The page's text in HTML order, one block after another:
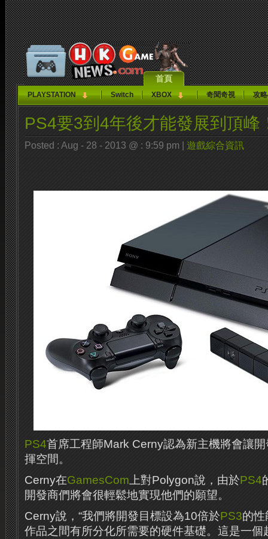
首頁
PLAYSTATION Switch XBOX 奇聞奇視 攻
PS4要3到4年後才能發展到頂峰
Posted : Aug - 28 - 2013 @ : 9:59 pm | 遊戲綜合資訊
PS4首席工程師Mark Cerny認為新主機將會讓
揮空間。
Cerny在GamesCom 上對Polygon說，由於PS4
開發商們將會很輕鬆地實現他們的願望。
Cerny說，“我們將開發目標設為10倍於PS3的性
作品之間有所分化所需要的硬件基礎。這是一